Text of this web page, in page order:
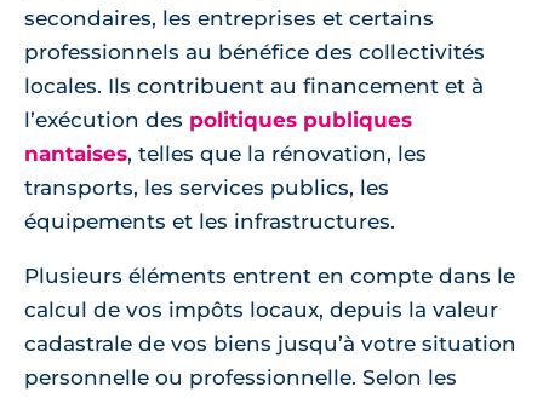
secondaires, les entreprises et certains
professionnels au bénéfice des collectivités
locales. Ils contribuent au financement et à
l’exécution des politiques publiques
nantaises, telles que la rénovation, les
transports, les services publics, les
équipements et les infrastructures.
Plusieurs éléments entrent en compte dans le
calcul de vos impôts locaux, depuis la valeur
cadastrale de vos biens jusqu’à votre situation
personnelle ou professionnelle. Selon les